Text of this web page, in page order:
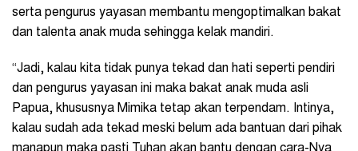
serta pengurus yayasan membantu mengoptimalkan bakat
dan talenta anak muda sehingga kelak mandiri.
“Jadi, kalau kita tidak punya tekad dan hati seperti pendiri
dan pengurus yayasan ini maka bakat anak muda asli
Papua, khususnya Mimika tetap akan terpendam. Intinya,
kalau sudah ada tekad meski belum ada bantuan dari pihak
manapun maka pasti Tuhan akan bantu dengan cara-Nya